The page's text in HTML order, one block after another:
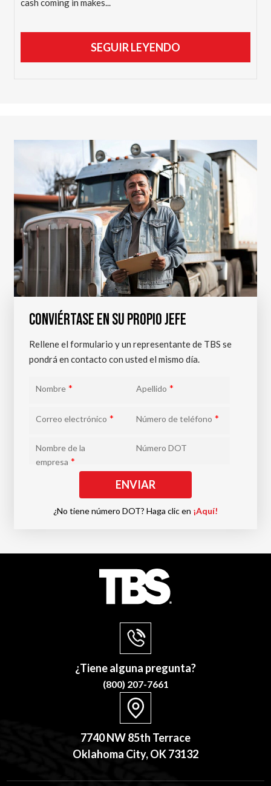
cash coming in makes...
SEGUIR LEYENDO
CONVIÉRTASE EN SU PROPIO JEFE
Rellene el formulario y un representante de TBS se
pondrá en contacto con usted el mismo día.
Nombre * Apellido *
Correo electrónico * Número de teléfono *
Nombre de la
empresa *
Número DOT
¿No tiene número DOT? Haga clic en ¡Aquí!
¿Tiene alguna pregunta?
(800) 207-7661
7740 NW 85th Terrace
Oklahoma City, OK 73132